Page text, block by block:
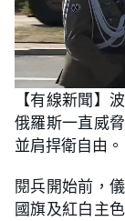
n
m
t
e
【有線新聞】
俄羅斯一直威
並肩捍衛自由。
閱兵開始前，
國旗及紅白主